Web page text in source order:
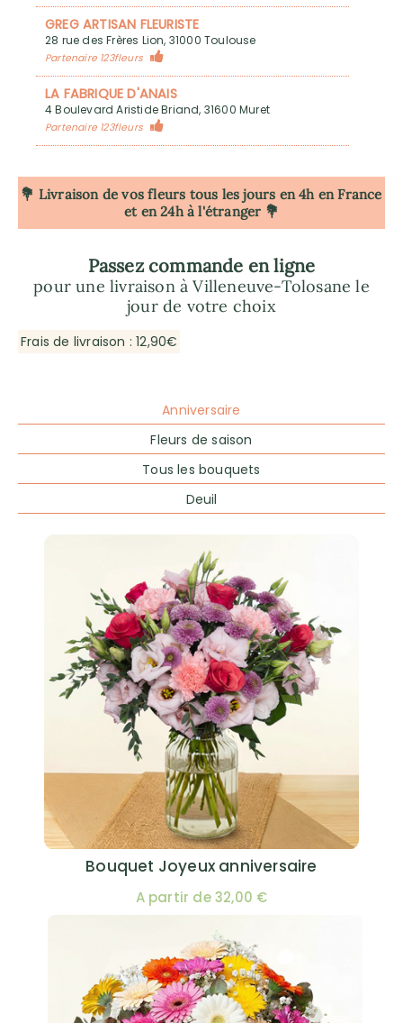
GREG ARTISAN FLEURISTE
28 rue des Frères Lion, 31000 Toulouse
Partenaire 123fleurs
LA FABRIQUE D'ANAIS
4 Boulevard Aristide Briand, 31600 Muret
Partenaire 123fleurs
💐 Livraison de vos fleurs tous les jours en 4h en France
et en 24h à l'étranger 💐
Passez commande en ligne
pour une livraison à Villeneuve-Tolosane le
jour de votre choix
Frais de livraison : 12,90€
Anniversaire
Fleurs de saison
Tous les bouquets
Deuil
Bouquet Joyeux anniversaire
A partir de 32,00 €